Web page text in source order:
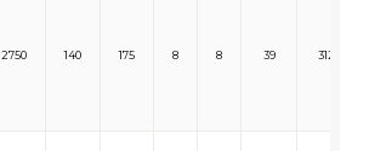
2750 140 175 8 8 39 312